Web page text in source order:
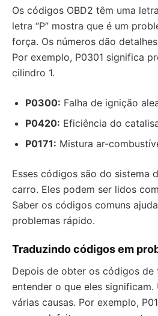
Os códigos OBD2 têm uma
letra “P” mostra que é um
força. Os números dão
Por exemplo, P0301 significa
cilindro 1.
P0300: Falha de ignição
P0420: Eficiência do
P0171: Mistura ar-
Esses códigos são do sistema
carro. Eles podem ser lidos
Saber os códigos comuns
problemas rápido.
Traduzindo códigos em
Depois de obter os códigos de
entender o que eles
várias causas. Por exemplo,